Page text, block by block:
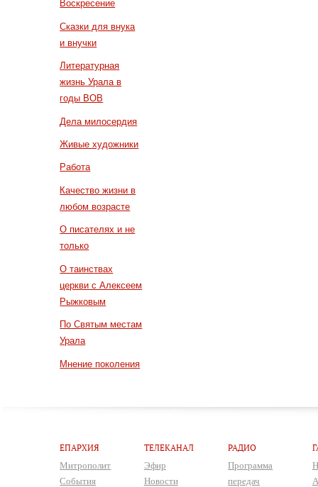
Воскресение
Сказки для внука
и внучки
Литературная
жизнь Урала в
годы ВОВ
Дела милосердия
Живые художники
Работа
Качество жизни в
любом возрасте
О писателях и не
только
О таинствах
церкви с Алексеем
Рыжковым
По Святым местам
Урала
Мнение поколения
ЕПАРХИЯ
Митрополит
События
ТЕЛЕКАНАЛ
Эфир
Новости
РАДИО
Программа
передач